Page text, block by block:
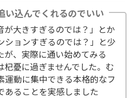
い込んでくれるのでいい
が大きすぎるのでは？」とか
ションすぎるのでは？」と少
が、実際に通い始めてみる
杞憂に過ぎませんでした。む
運動に集中できる本格的なフ
あることを実感しました